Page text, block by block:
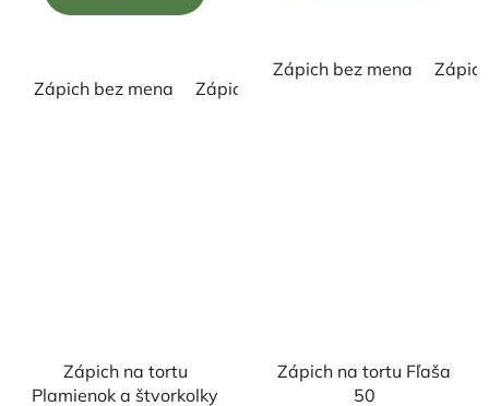
Zápich bez mena Zápich s menom
Zápich bez mena
Zápich na tortu
Plamienok a štvorkolky
Zápich na tortu Fľaša
50